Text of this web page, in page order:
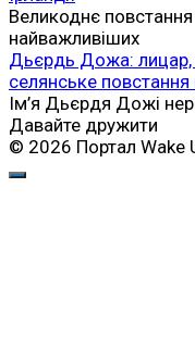
Великоднє
найважливіших
Дьєрдь Дожа: лицар,
селянське повстання
Ім’я Дьєрдя Дожі
Давайте дружити
© 2026 Портал Wake